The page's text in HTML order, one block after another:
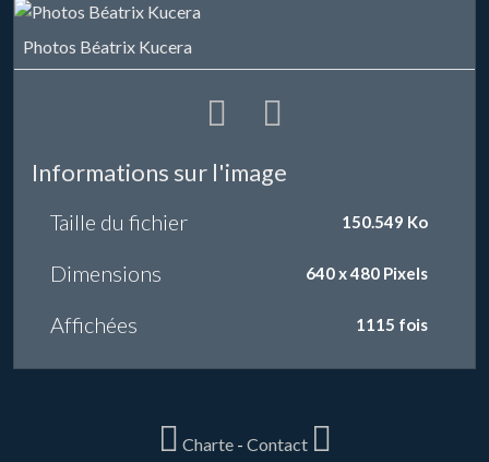
Photos Béatrix Kucera
Informations sur l'image
Taille du fichier 150.549 Ko
Dimensions 640 x 480 Pixels
Affichées 1115 fois
Charte- Contact